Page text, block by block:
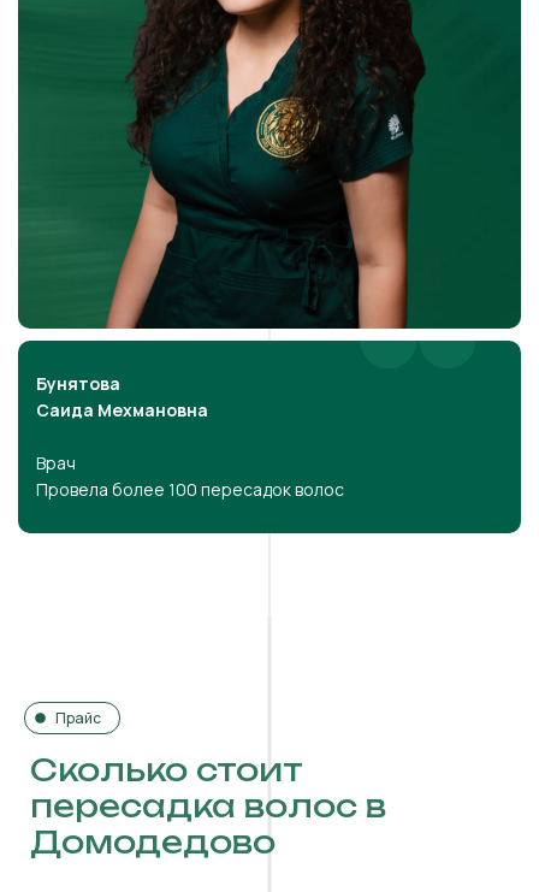
Бунятова
Саида Мехмановна
Врач
Провела более 100 пересадок волос
Прайс
Сколько стоит
пересадка волос в
Домодедово